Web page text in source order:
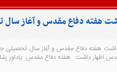
هفته دفاع مقدس و آغاز سال
هفته دفاع مقدس و آغاز سال تحصیلی
داشت: هفته دفاع مقدس یاداور